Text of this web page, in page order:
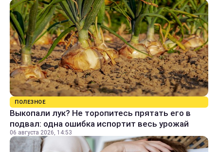
ПОЛЕЗНОЕ
Выкопали лук? Не торопитесь прятать его в
подвал: одна ошибка испортит весь урожай
06 августа 2026, 14:53